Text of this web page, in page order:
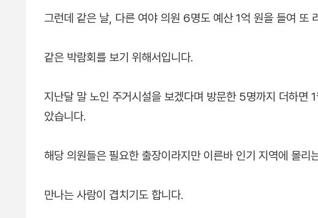
그런데 같은 날, 다른 여야 의원 6명도 예산 1억 원을 들여 또
같은 박람회를 보기 위해서입니다.
지난달 말 노인 주거시설을 보겠다며 방문한 5명까지 더하면
았습니다.
해당 의원들은 필요한 출장이라지만 이른바 인기 지역에 몰리
만나는 사람이 겹치기도 합니다.